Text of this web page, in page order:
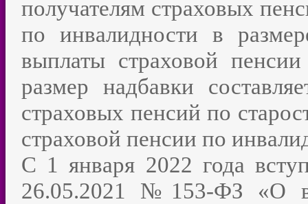
получателям страховых
по инвалидности в
выплаты страховой
размер надбавки
страховых пенсий по
страховой пенсии по
С 1 января 2022 года
26.05.2021 №153-ФЗ «О